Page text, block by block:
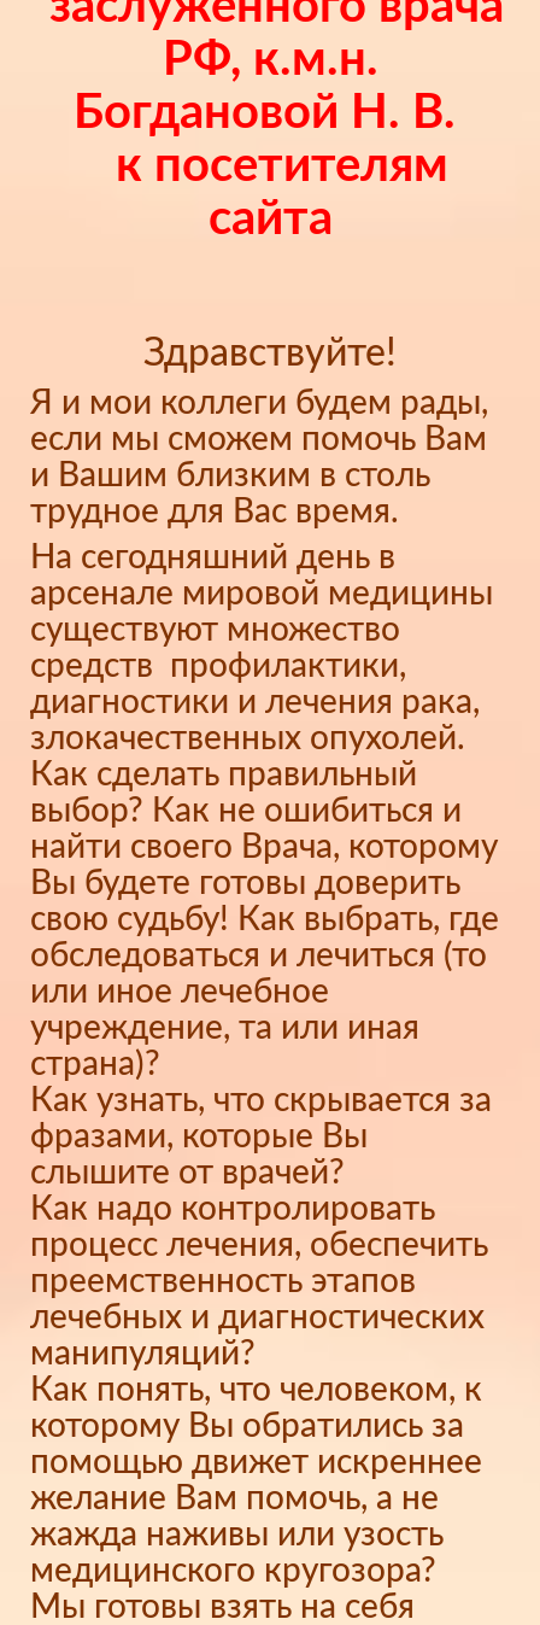
РФ, к.м.н.
Богдановой Н. В.
к посетителям
сайта
Здравствуйте!
Я и мои коллеги будем рады,
если мы сможем помочь Вам
и Вашим близким в столь
трудное для Вас время.
На сегодняшний день в
арсенале мировой медицины
существуют множество
средств профилактики,
диагностики и лечения рака,
злокачественных опухолей.
Как сделать правильный
выбор? Как не ошибиться и
найти своего Врача, которому
Вы будете готовы доверить
свою судьбу! Как выбрать, где
обследоваться и лечиться (то
или иное лечебное
учреждение, та или иная
страна)?
Как узнать, что скрывается за
фразами, которые Вы
слышите от врачей?
Как надо контролировать
процесс лечения, обеспечить
преемственность этапов
лечебных и диагностических
манипуляций?
Как понять, что человеком, к
которому Вы обратились за
помощью движет искреннее
желание Вам помочь, а не
жажда наживы или узость
медицинского кругозора?
Мы готовы взять на себя